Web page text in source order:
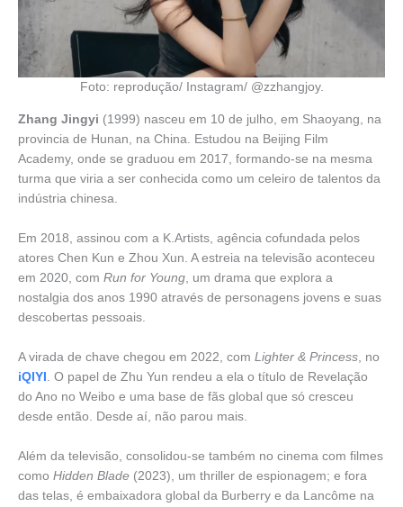
Foto: reprodução/ Instagram/ @zzhangjoy.
Zhang Jingyi (1999) nasceu em 10 de julho, em Shaoyang, na
provincia de Hunan, na China. Estudou na Beijing Film
Academy, onde se graduou em 2017, formando-se na mesma
turma que viria a ser conhecida como um celeiro de talentos da
indústria chinesa.
Em 2018, assinou com a K.Artists, agência cofundada pelos
atores Chen Kun e Zhou Xun. A estreia na televisão aconteceu
em 2020, com Run for Young , um drama que explora a
nostalgia dos anos 1990 através de personagens jovens e suas
descobertas pessoais.
A virada de chave chegou em 2022, com Lighter & Princess , no
iQIYI
. O papel de Zhu Yun rendeu a ela o título de Revelação
do Ano no Weibo e uma base de fãs global que só cresceu
desde então. Desde aí, não parou mais.
Além da televisão, consolidou-se também no cinema com filmes
como Hidden Blade (2023), um thriller de espionagem; e fora
das telas, é embaixadora global da Burberry e da Lancôme na